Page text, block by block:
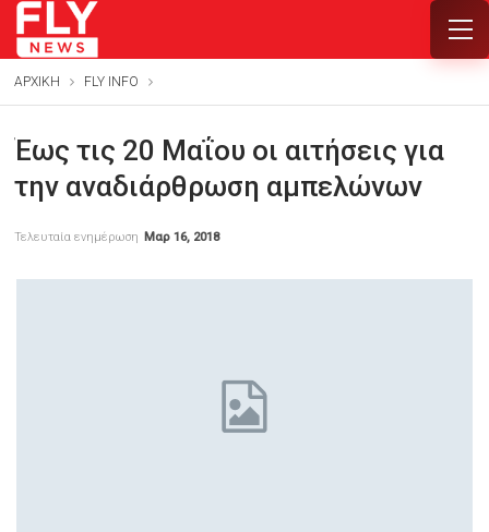
ΑΡΧΙΚΗ FLY INFO
Έως τις 20 Μαΐου οι αιτήσεις για
την αναδιάρθρωση αμπελώνων
Τελευταία ενημέρωση Μαρ 16, 2018